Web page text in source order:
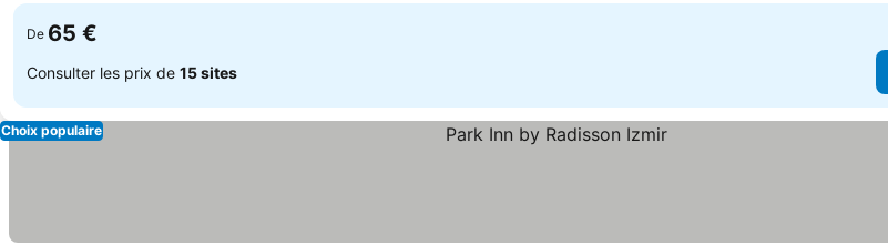
De 65 €
Consulter les prix de 15 sites
Choix populaire